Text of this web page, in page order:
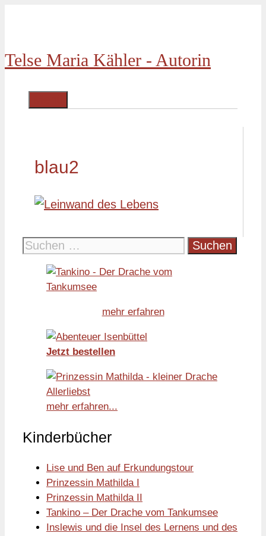
Telse Maria Kähler - Autorin
blau2
Suche
mehr erfahren
Jetzt bestellen
mehr erfahren...
Kinderbücher
Lise und Ben auf Erkundungstour
Prinzessin Mathilda I
Prinzessin Mathilda II
Tankino – Der Drache vom Tankumsee
Inslewis und die Insel des Lernens und des